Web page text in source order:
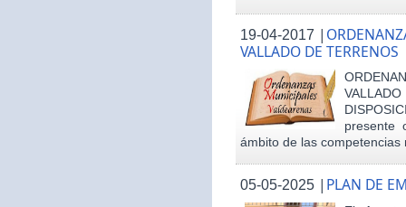
19-04-2017 |
VALLADO DE TERRENOS
presente
ámbito de las
05-05-2025 | PLAN DE